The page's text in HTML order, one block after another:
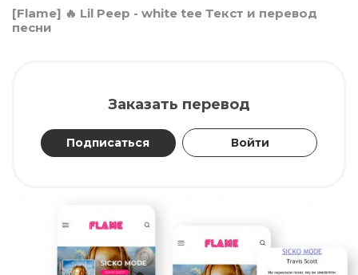
[Flame] 🔥 Lil Peep - ​white tee Текст и перевод
песни
Заказать перевод
Подписаться Войти